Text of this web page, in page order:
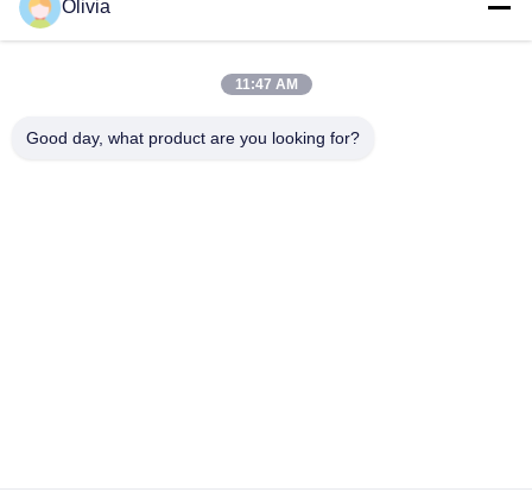
info@longlivedmetal.com
Olivia
11:47 AM
Good day, what product are you looking for?